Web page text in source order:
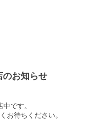
のお知らせ
です。